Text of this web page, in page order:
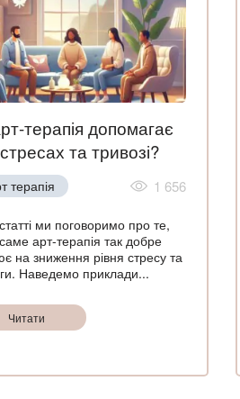
терапія допомагає
та тривозі?
терапія 1 656
ми поговоримо про те,
арт-терапія так добре
на зниження рівня стресу та
Наведемо приклади...
Читати